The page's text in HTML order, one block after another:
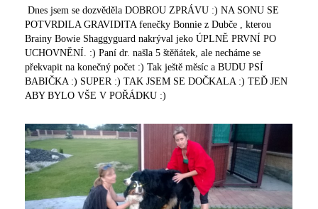
Dnes jsem se dozvěděla DOBROU ZPRÁVU :) NA SONU SE
POTVRDILA GRAVIDITA fenečky Bonnie z Dubče , kterou
Brainy Bowie Shaggyguard nakrýval jeko ÚPLNĚ PRVNÍ PO
UCHOVNĚNÍ. :) Paní dr. našla 5 štěňátek, ale necháme se
překvapit na konečný počet :) Tak ještě měsíc a BUDU PSÍ
BABIČKA :) SUPER :) TAK JSEM SE DOČKALA :) TEĎ JEN
ABY BYLO VŠE V POŘÁDKU :)